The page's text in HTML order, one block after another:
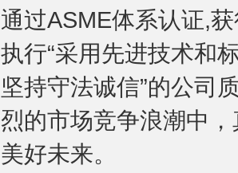
过ASME体系认证,
行“采用先进技术和
持守法诚信”的公司
的市场竞争浪潮中
好未来。